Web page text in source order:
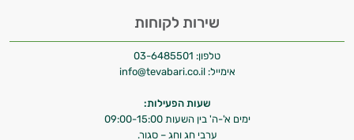
שירות לקוחות
טלפון: 03-6485501
אימייל: info@tevabari.co.il
שעות הפעילות:
ימים א'-ה' בין השעות 09:00-15:00
ערבי חג וחג – סגור.